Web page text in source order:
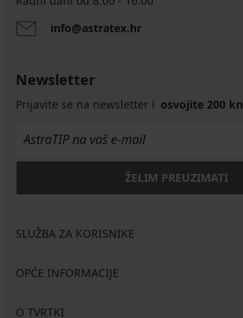
info@astratex.hr
Newsletter
Prijavite se na newsletter i osvojite 200 kn
ŽELIM PREUZIMATI
SLUŽBA ZA KORISNIKE
OPĆE INFORMACIJE
O TVRTKI